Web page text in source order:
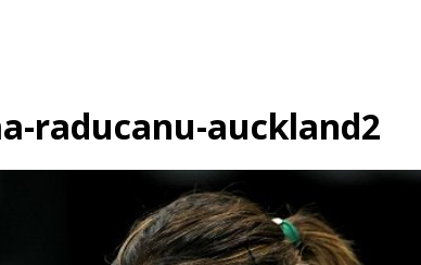
raducanu-auckland2